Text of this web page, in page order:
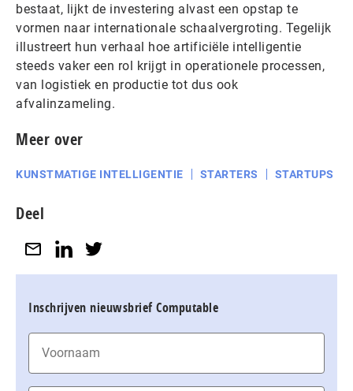
bestaat, lijkt de investering alvast een opstap te
vormen naar internationale schaalvergroting. Tegelijk
illustreert hun verhaal hoe artificiële intelligentie
steeds vaker een rol krijgt in operationele processen,
van logistiek en productie tot dus ook
afvalinzameling.
Meer over
KUNSTMATIGE INTELLIGENTIE STARTERS STARTUPS
Deel
Inschrijven nieuwsbrief Computable